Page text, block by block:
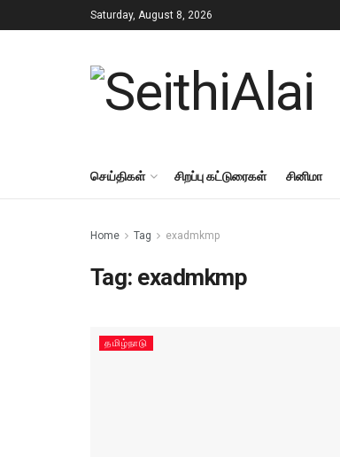
Saturday, August 8, 2026
செய்திகள் சிறப்பு கட்டுரைகள் சினிமா
Home Tag exadmkmp
Tag: exadmkmp
தமிழ்நாடு